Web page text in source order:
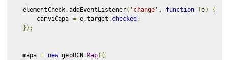
    elementCheck
.addEventListener( 'change' , function (e)
{
        canviCapa
= e.target . checked ;
});
    mapa
= new geoBCN.Map({